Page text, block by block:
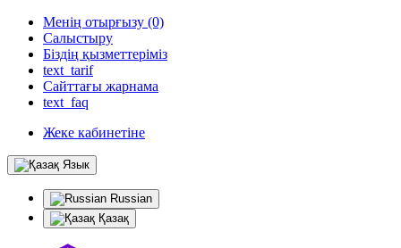
Менің отырғызу (0)
Салыстыру
Біздің қызметтеріміз
text_tarif
Сайттағы жарнама
text_faq
Жеке кабинетіне
Язык
Russian
Қазақ